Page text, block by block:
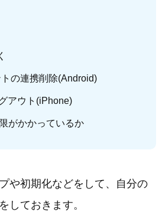
の連携削除(Android)
アウト(iPhone)
がかかっているか
や初期化などをして、自分の
しておきます。